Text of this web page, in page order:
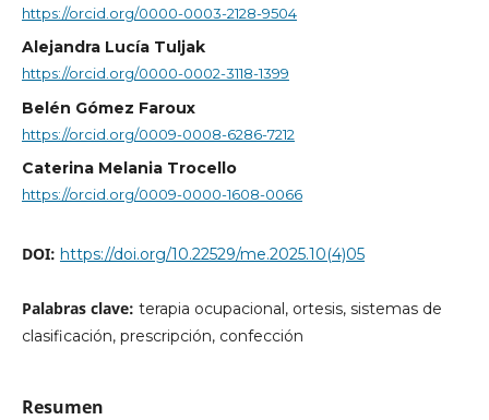
https://orcid.org/0000-0003-2128-9504
Alejandra Lucía Tuljak
https://orcid.org/0000-0002-3118-1399
Belén Gómez Faroux
https://orcid.org/0009-0008-6286-7212
Caterina Melania Trocello
https://orcid.org/0009-0000-1608-0066
DOI: https://doi.org/10.22529/me.2025.10(4)05
Palabras clave: terapia ocupacional, ortesis, sistemas de
clasificación, prescripción, confección
Resumen